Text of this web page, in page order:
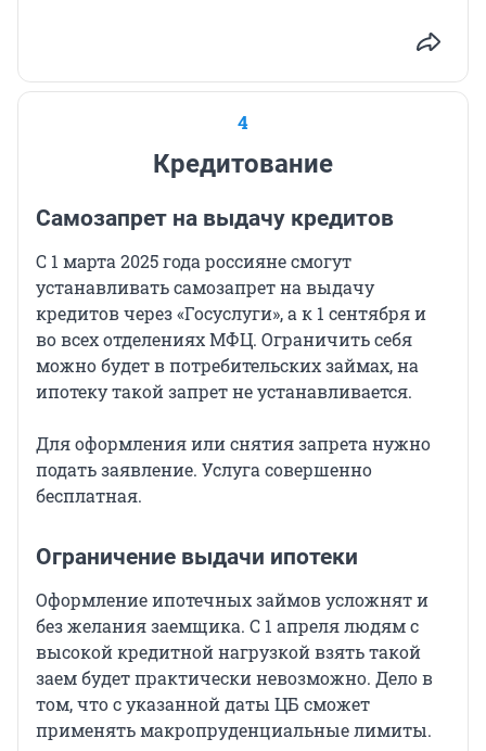
4
Кредитование
Самозапрет на выдачу кредитов
С 1 марта 2025 года россияне смогут
устанавливать самозапрет на выдачу
кредитов через «Госуслуги», а к 1 сентября и
во всех отделениях МФЦ. Ограничить себя
можно будет в потребительских займах, на
ипотеку такой запрет не устанавливается.
Для оформления или снятия запрета нужно
подать заявление. Услуга совершенно
бесплатная.
Ограничение выдачи ипотеки
Оформление ипотечных займов усложнят и
без желания заемщика. С 1 апреля людям с
высокой кредитной нагрузкой взять такой
заем будет практически невозможно. Дело в
том, что с указанной даты ЦБ сможет
применять макропруденциальные лимиты.